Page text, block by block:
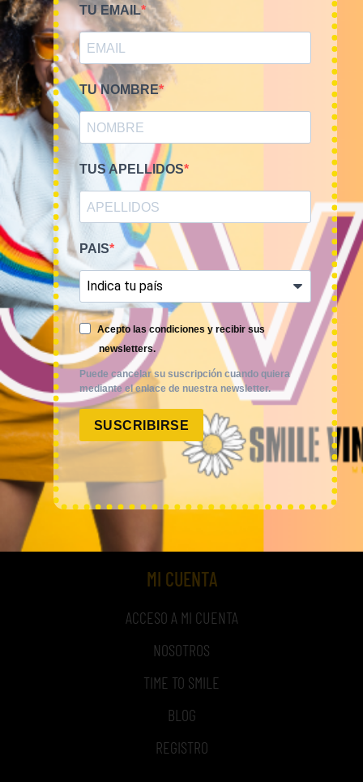
PRIMAVERA-VERANO
Bala 45kg sudaderas USA
Sports 18€/kg
810,00
€ (sin IVA)
Mix de sudaderas,
chaquetas y abrigos de
deporte MARCA 15€/Kg
(sin IVA)
Smile Vintage es una empresa mayorista con una amplia
trayectoria internacional que cuenta con un equipo
experimentado y especializado en el sector de la moda.
MI CUENTA
ACCESO A MI CUENTA
NOSOTROS
TIME TO SMILE
BLOG
REGISTRO
TU EMAIL
TU NOMBRE
TUS APELLIDOS
PAIS
Acepto las condiciones y recibir sus
newsletters.
Puede cancelar su suscripción cuando quiera
mediante el enlace de nuestra newsletter.
SUSCRIBIRSE